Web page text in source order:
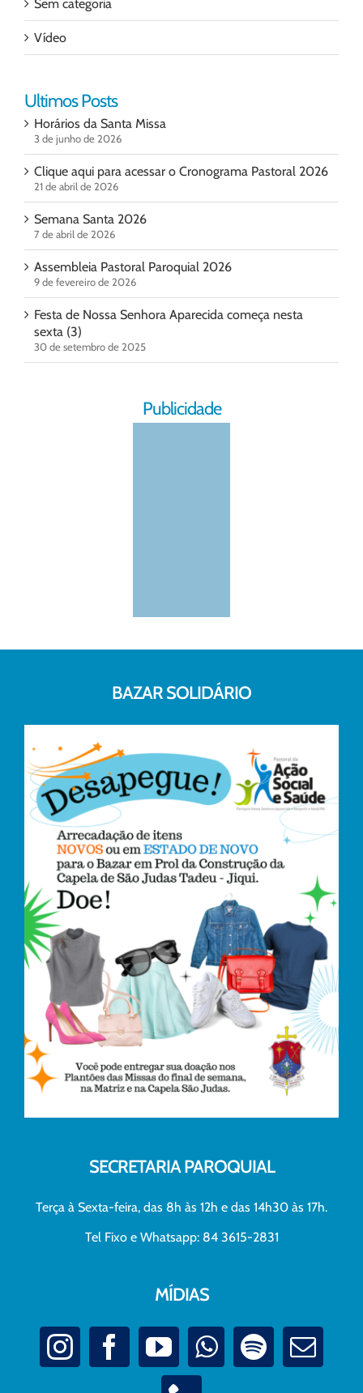
Sem categoria
Vídeo
Ultimos Posts
Horários da Santa Missa
3 de junho de 2026
Clique aqui para acessar o Cronograma Pastoral 2026
21 de abril de 2026
Semana Santa 2026
7 de abril de 2026
Assembleia Pastoral Paroquial 2026
9 de fevereiro de 2026
Festa de Nossa Senhora Aparecida começa nesta
sexta (3)
30 de setembro de 2025
Publicidade
BAZAR SOLIDÁRIO
SECRETARIA PAROQUIAL
Terça à Sexta-feira, das 8h às 12h e das 14h30 às 17h.
Tel Fixo e Whatsapp: 84 3615-2831
MÍDIAS